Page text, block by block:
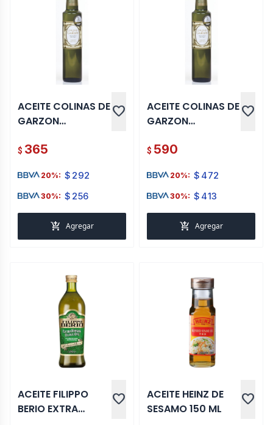
ACEITE COLINAS DE
GARZON
ML
favorite
$ 365
20%: $ 292
30%: $ 256
add_shopping_cart Agregar
ACEITE COLINAS DE
GARZON
ML
favorite
$ 590
20%: $ 472
30%: $ 413
add_shopping_cart Agregar
ACEITE FILIPPO
BERIO EXTRA
favorite
ACEITE HEINZ DE
SESAMO 150 ML
favorite